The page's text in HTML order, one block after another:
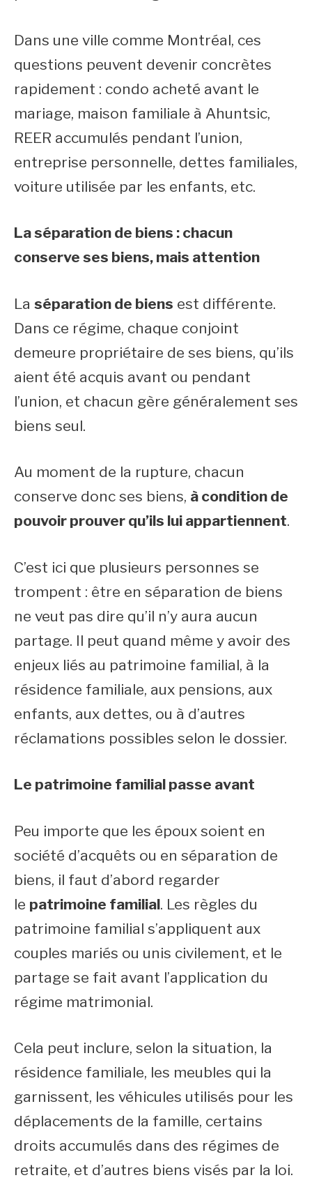
Dans une ville comme Montréal, ces
questions peuvent devenir concrètes
rapidement : condo acheté avant le
mariage, maison familiale à Ahuntsic,
REER accumulés pendant l’union,
entreprise personnelle, dettes familiales,
voiture utilisée par les enfants, etc.
La séparation de biens : chacun
conserve ses biens, mais attention
La séparation de biens est différente.
Dans ce régime, chaque conjoint
demeure propriétaire de ses biens, qu’ils
aient été acquis avant ou pendant
l’union, et chacun gère généralement ses
biens seul.
Au moment de la rupture, chacun
conserve donc ses biens, à condition de
pouvoir prouver qu’ils lui appartiennent.
C’est ici que plusieurs personnes se
trompent : être en séparation de biens
ne veut pas dire qu’il n’y aura aucun
partage. Il peut quand même y avoir des
enjeux liés au patrimoine familial, à la
résidence familiale, aux pensions, aux
enfants, aux dettes, ou à d’autres
réclamations possibles selon le dossier.
Le patrimoine familial passe avant
Peu importe que les époux soient en
société d’acquêts ou en séparation de
biens, il faut d’abord regarder
le patrimoine familial. Les règles du
patrimoine familial s’appliquent aux
couples mariés ou unis civilement, et le
partage se fait avant l’application du
régime matrimonial.
Cela peut inclure, selon la situation, la
résidence familiale, les meubles qui la
garnissent, les véhicules utilisés pour les
déplacements de la famille, certains
droits accumulés dans des régimes de
retraite, et d’autres biens visés par la loi.